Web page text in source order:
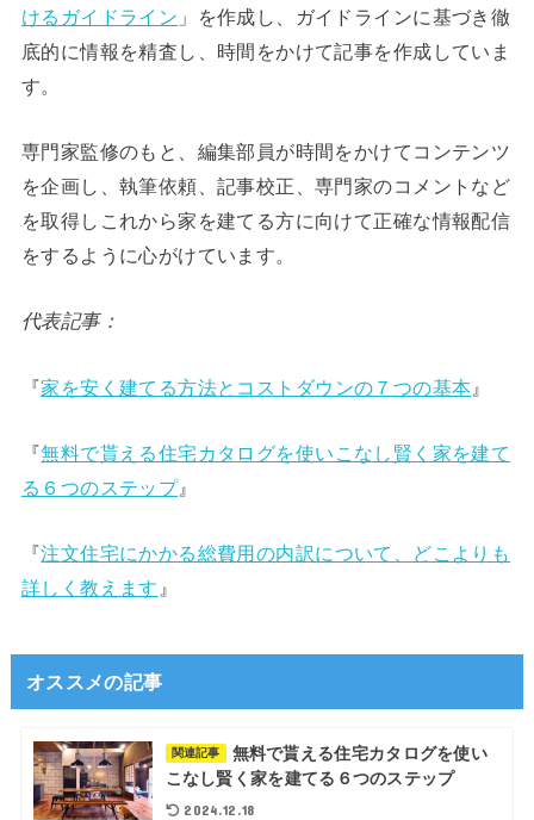
けるガイドライン 」を作成し、ガイドラインに基づき徹
底的に情報を精査し、時間をかけて記事を作成していま
す。
専門家監修のもと、編集部員が時間をかけてコンテンツ
を企画し、執筆依頼、記事校正、専門家のコメントなど
を取得しこれから家を建てる方に向けて正確な情報配信
をするように心がけています。
代表記事：
『家を安く建てる方法とコストダウンの７つの基本 』
『無料で貰える住宅カタログを使いこなし賢く家を建て
る６つのステップ』
『注文住宅にかかる総費用の内訳について、どこよりも
詳しく教えます 』
オススメの記事
関連記事
無料で貰える住宅カタログを使い
こなし賢く家を建てる６つのステップ
2024.12.18